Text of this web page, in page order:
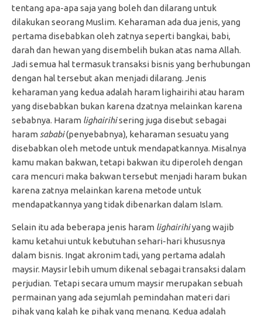
tentang apa-apa saja yang boleh dan dilarang untuk
dilakukan seorang Muslim. Keharaman ada dua jenis, yang
pertama disebabkan oleh zatnya seperti bangkai, babi,
darah dan hewan yang disembelih bukan atas nama Allah.
Jadi semua hal termasuk transaksi bisnis yang berhubungan
dengan hal tersebut akan menjadi dilarang. Jenis
keharaman yang kedua adalah haram lighairihi atau haram
yang disebabkan bukan karena dzatnya melainkan karena
sebabnya. Haram lighairihisering juga disebut sebagai
haram sababi(penyebabnya), keharaman sesuatu yang
disebabkan oleh metode untuk mendapatkannya. Misalnya
kamu makan bakwan, tetapi bakwan itu diperoleh dengan
cara mencuri maka bakwan tersebut menjadi haram bukan
karena zatnya melainkan karena metode untuk
mendapatkannya yang tidak dibenarkan dalam Islam.
Selain itu ada beberapa jenis haram lighairihiyang wajib
kamu ketahui untuk kebutuhan sehari-hari khususnya
dalam bisnis. Ingat akronim tadi, yang pertama adalah
maysir. Maysir lebih umum dikenal sebagai transaksi dalam
perjudian. Tetapi secara umum maysir merupakan sebuah
permainan yang ada sejumlah pemindahan materi dari
pihak yang kalah ke pihak yang menang. Kedua adalah